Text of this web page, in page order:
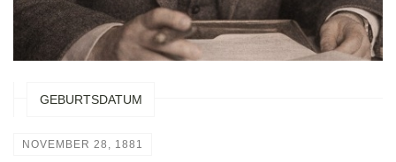
GEBURTSDATUM
NOVEMBER 28, 1881